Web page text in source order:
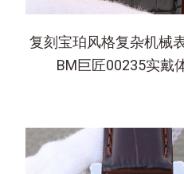
复刻宝珀风格复杂机械
BM巨匠00235实戴